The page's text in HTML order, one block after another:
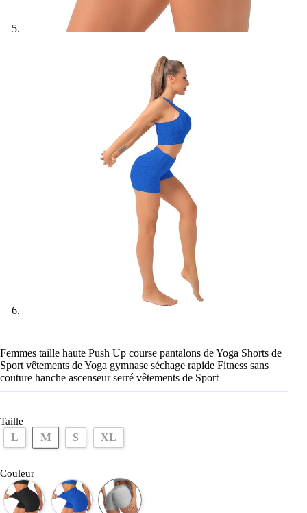
Femmes taille haute Push Up course pantalons de Yoga Shorts de
Sport vêtements de Yoga gymnase séchage rapide Fitness sans
couture hanche ascenseur serré vêtements de Sport
Taille
L M S XL
Couleur